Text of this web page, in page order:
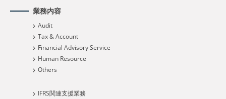
業務内容
Audit
Tax & Account
Financial Advisory Service
Human Resource
Others
IFRS関連支援業務